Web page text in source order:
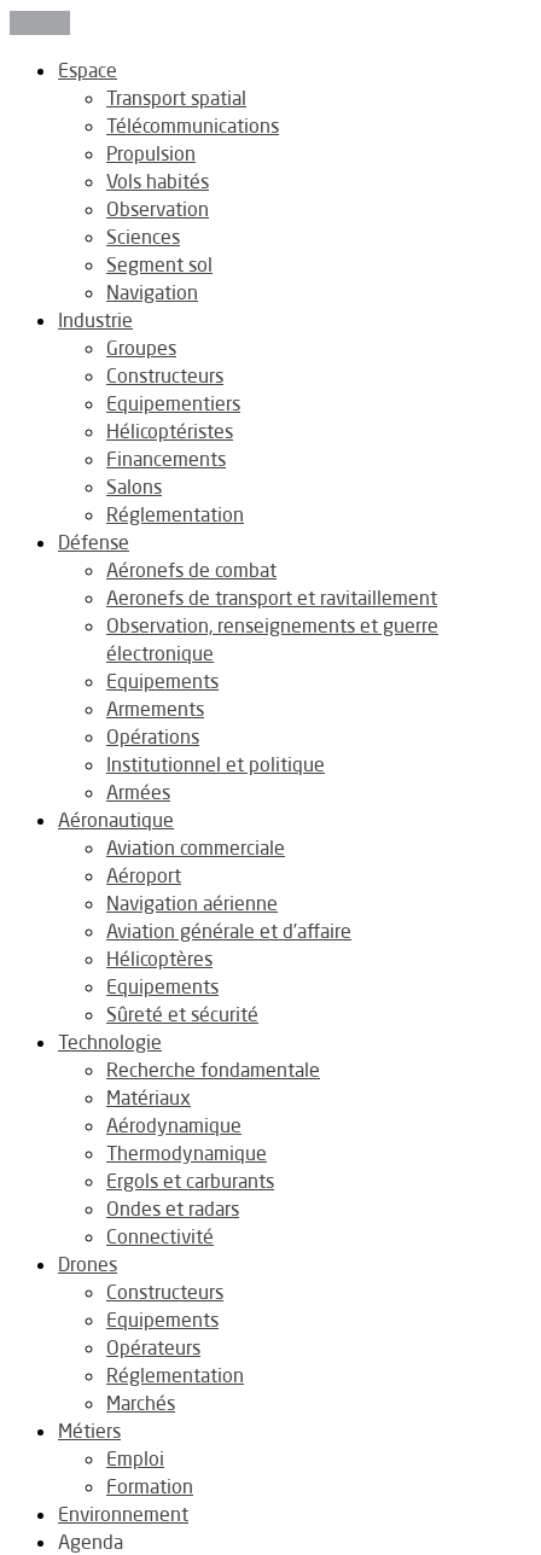
Espace
Transport spatial
Télécommunications
Propulsion
Vols habités
Observation
Sciences
Segment sol
Navigation
Industrie
Groupes
Constructeurs
Equipementiers
Hélicoptéristes
Financements
Salons
Réglementation
Défense
Aéronefs de combat
Aeronefs de transport et ravitaillement
Observation, renseignements et guerre
électronique
Equipements
Armements
Opérations
Institutionnel et politique
Armées
Aéronautique
Aviation commerciale
Aéroport
Navigation aérienne
Aviation générale et d’affaire
Hélicoptères
Equipements
Sûreté et sécurité
Technologie
Recherche fondamentale
Matériaux
Aérodynamique
Thermodynamique
Ergols et carburants
Ondes et radars
Connectivité
Drones
Constructeurs
Equipements
Opérateurs
Réglementation
Marchés
Métiers
Emploi
Formation
Environnement
Agenda